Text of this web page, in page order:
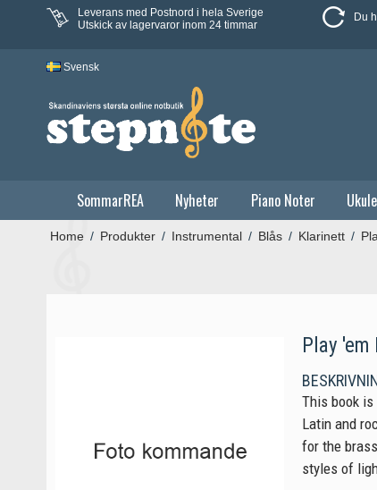
Leverans med Postnord i hela Sverige
Utskick av lagervaror inom 24 timmar
Du
Svensk
SommarREA Nyheter Piano Noter
Home / Produkter / Instrumental / Blås / Klarinett /
Play
This book
Latin and
for the
styles of